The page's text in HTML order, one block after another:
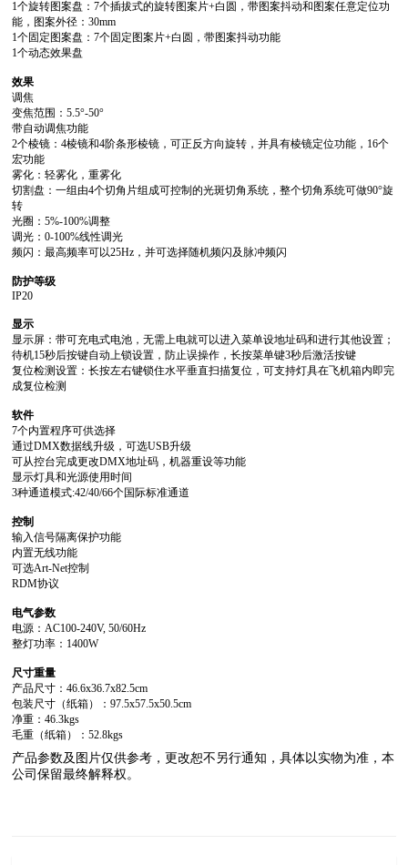
能，图案外径：30mm
1个固定图案盘：7个固定图案片+白圆，带图案抖动功能
1个动态效果盘
效果
调焦
变焦范围：5.5°-50°
带自动调焦功能
宏功能
雾化：轻雾化，重雾化
转
光圈：5%-100%调整
调光：0-100%线性调光
频闪：最高频率可以25Hz，并可选择随机频闪及脉冲频闪
防护等级
IP20
显示
待机15秒后按键自动上锁设置，防止误操作，长按菜单键3秒后激活按键
成复位检测
软件
7个内置程序可供选择
通过DMX数据线升级，可选USB升级
可从控台完成更改DMX地址码，机器重设等功能
显示灯具和光源使用时间
3种通道模式:42/40/66个国际标准通道
控制
输入信号隔离保护功能
内置无线功能
可选Art-Net控制
RDM协议
电气参数
电源：AC100-240V, 50/60Hz
整灯功率：1400W
尺寸重量
产品尺寸：46.6x36.7x82.5cm
包装尺寸（纸箱）：97.5x57.5x50.5cm
净重：46.3kgs
毛重（纸箱）：52.8kgs
公司保留最终解释权。